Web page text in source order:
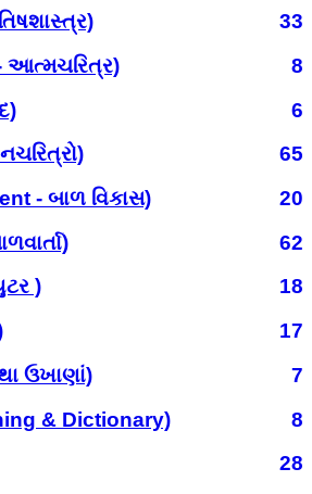
33
આત્મચરિત્ર)
8
6
65
- બાળ વિકાસ)
20
62
)
18
17
ઉખાણાં)
7
& Dictionary)
8
28